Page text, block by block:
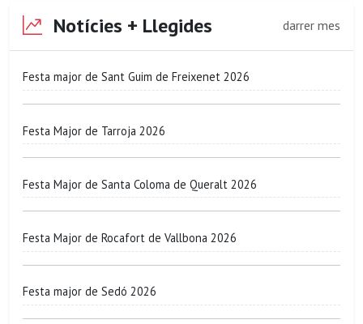
Notícies + Llegides darrer mes
Festa major de Sant Guim de Freixenet 2026
Festa Major de Tarroja 2026
Festa Major de Santa Coloma de Queralt 2026
Festa Major de Rocafort de Vallbona 2026
Festa major de Sedó 2026